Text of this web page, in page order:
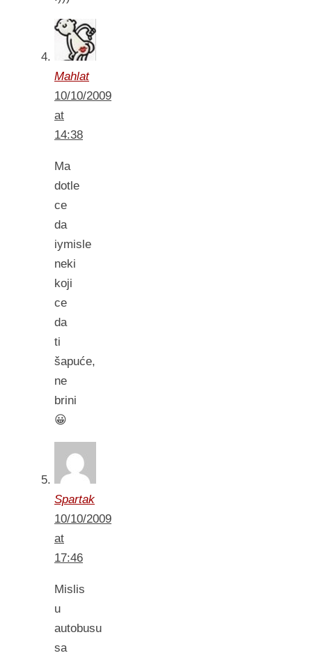
Mahlat
10/10/2009
at
14:38
Ma
dotle
ce
da
iymisle
neki
koji
ce
da
ti
šapuće,
ne
brini
😀
Spartak
10/10/2009
at
17:46
Mislis
u
autobusu
sa